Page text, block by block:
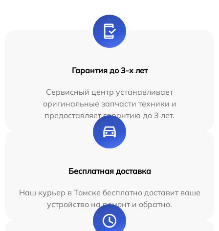
Гарантия до 3-х лет
Сервисный центр устанавливает
оригинальные запчасти техники и
предоставляет гарантию до 3 лет.
Бесплатная доставка
Наш курьер в Томске бесплатно доставит ваше
устройство на ремонт и обратно.